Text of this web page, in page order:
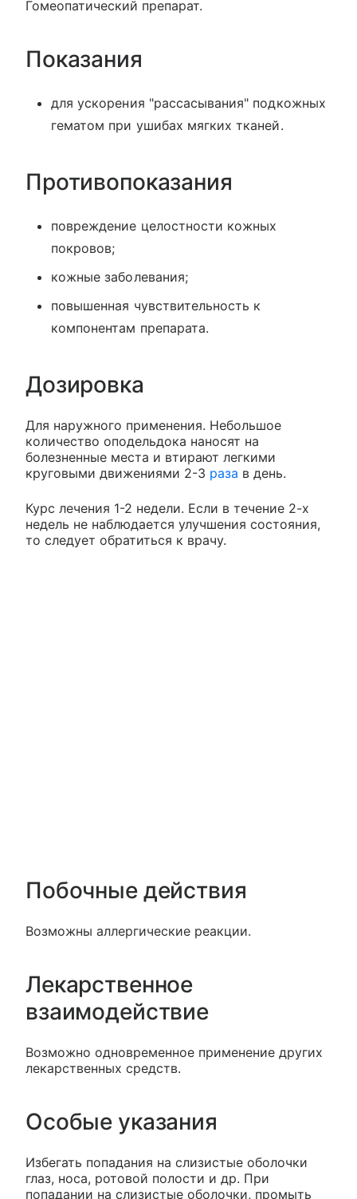
Гомеопатический препарат.
Показания
для ускорения "рассасывания" подкожных
гематом при ушибах мягких тканей.
Противопоказания
повреждение целостности кожных
покровов;
кожные заболевания;
повышенная чувствительность к
компонентам препарата.
Дозировка
Для наружного применения. Небольшое
количество оподельдока наносят на
болезненные места и втирают легкими
круговыми движениями 2-3 раза в день.
Курс лечения 1-2 недели. Если в течение 2-х
недель не наблюдается улучшения состояния,
то следует обратиться к врачу.
Побочные действия
Возможны аллергические реакции.
Лекарственное
взаимодействие
Возможно одновременное применение других
лекарственных средств.
Особые указания
Избегать попадания на слизистые оболочки
глаз, носа, ротовой полости и др. При
попадании на слизистые оболочки, промыть